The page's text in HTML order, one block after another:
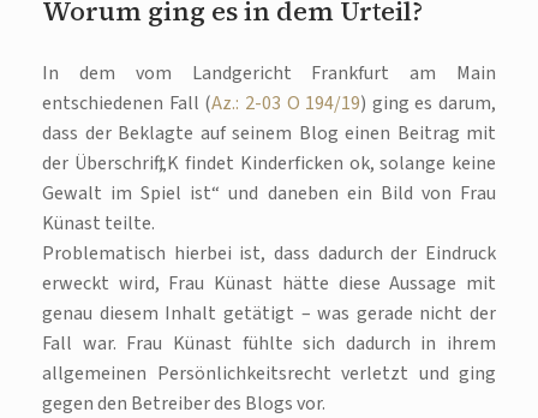
Worum ging es in dem Urteil?
In dem vom Landgericht Frankfurt am Main
entschiedenen Fall (Az.: 2-03 O 194/19) ging es darum,
dass der Beklagte auf seinem Blog einen Beitrag mit
der Überschrift „K findet Kinderficken ok, solange keine
Gewalt im Spiel ist“ und daneben ein Bild von Frau
Künast teilte.
Problematisch hierbei ist, dass dadurch der Eindruck
erweckt wird, Frau Künast hätte diese Aussage mit
genau diesem Inhalt getätigt – was gerade nicht der
Fall war. Frau Künast fühlte sich dadurch in ihrem
allgemeinen Persönlichkeitsrecht verletzt und ging
gegen den Betreiber des Blogs vor.